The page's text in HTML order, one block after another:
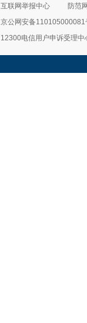
互联网举报中心
防范
京公网安备110105000081
12300电信用户申诉受理中